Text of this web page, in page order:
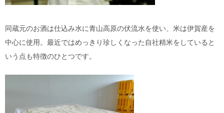
同蔵元のお酒は仕込み水に青山高原の伏流水を使い、米は伊賀産を
中心に使用。最近ではめっきり珍しくなった自社精米をしていると
いう点も特徴のひとつです。